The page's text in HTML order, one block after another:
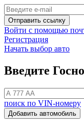
Отправить ссылку
Войти с помощью
Регистрация
Начать выбор авто
Введите
поиск по VIN-номеру
Добавить автомобиль